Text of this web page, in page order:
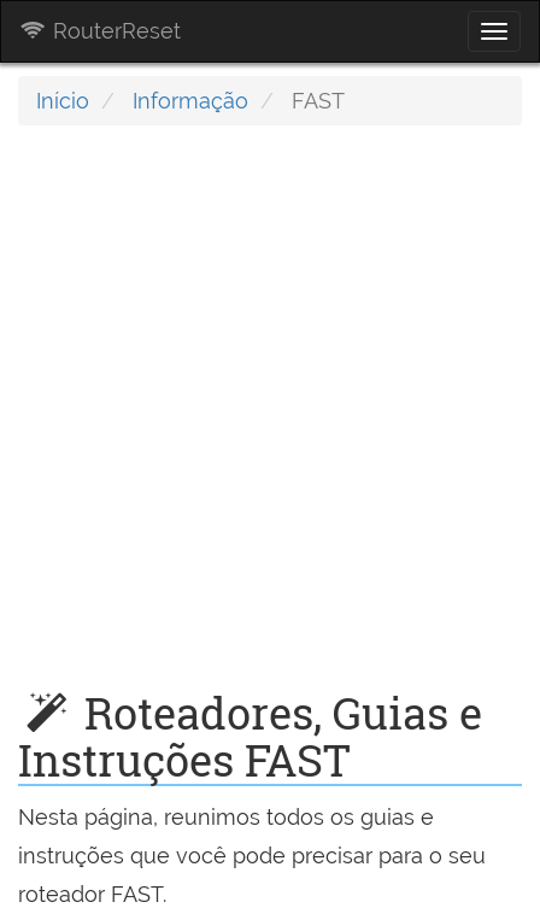
RouterReset
Início Informação FAST
Roteadores, Guias e
Instruções FAST
Nesta página, reunimos todos os guias e
instruções que você pode precisar para o seu
roteador FAST.